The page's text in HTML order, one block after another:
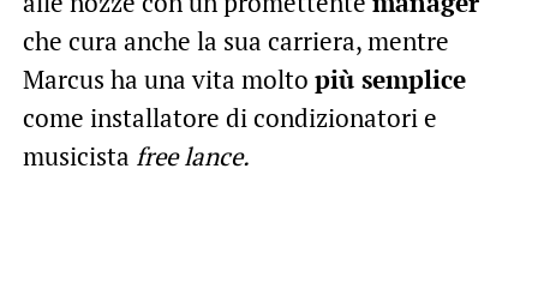
che cura anche la sua carriera, mentre
Marcus ha una vita molto più semplice
come installatore di condizionatori e
musicista free lance.